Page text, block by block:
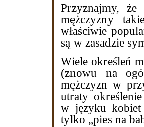
Przyznajmy,
mężczyzny
właściwie
są w zasadzie
Wiele określeń
(znowu na
mężczyzn w
utraty
w języku
tylko „pies na